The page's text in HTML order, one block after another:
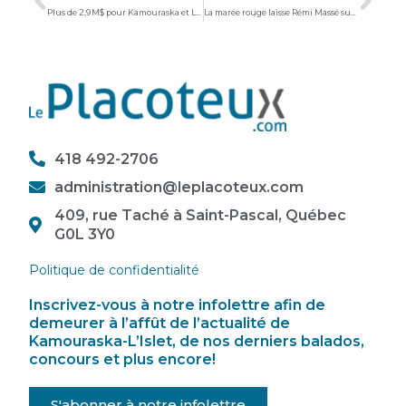
418 492-2706
administration@leplacoteux.com
409, rue Taché à Saint-Pascal, Québec
G0L 3Y0
Politique de confidentialité
Inscrivez-vous à notre infolettre afin de
demeurer à l’affût de l’actualité de
Kamouraska-L’Islet, de nos derniers balados,
concours et plus encore!